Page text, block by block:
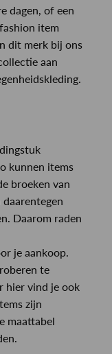
dagen, of een
item
dit merk bij ons
aan
kunnen items
broeken van
Daarom raden
je aankoop.
te
hier vind je ook
zijn
maattabel